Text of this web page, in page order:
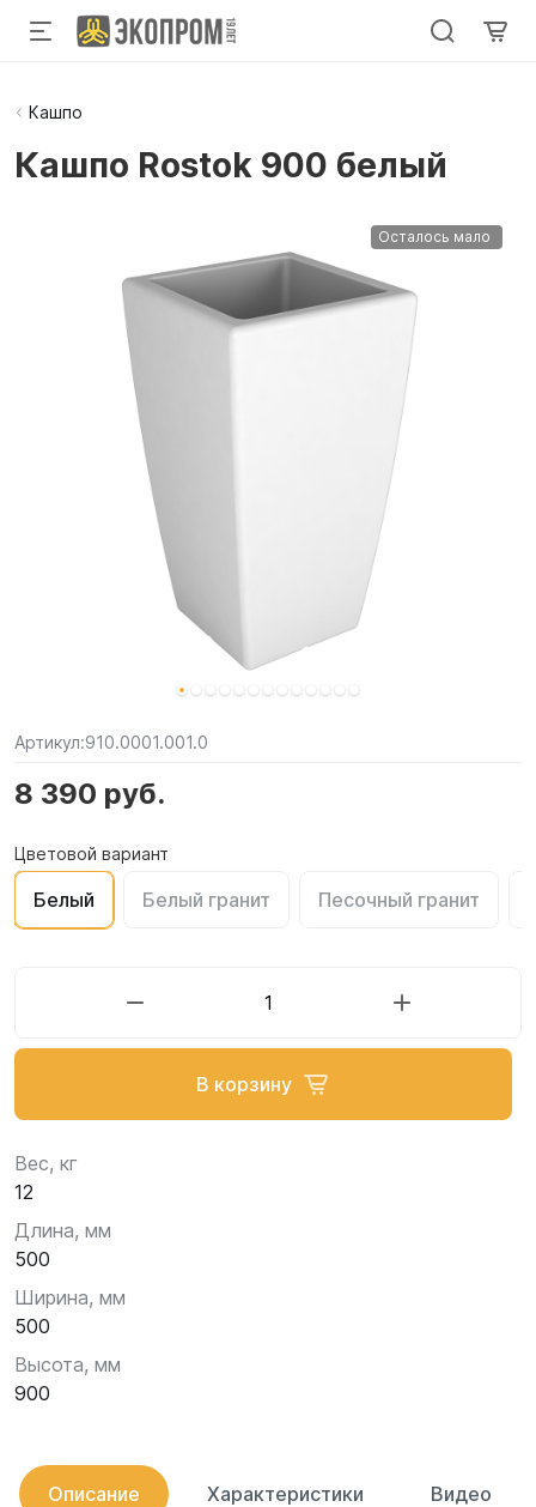
Кашпо
Кашпо Rostok 900 белый
Осталось мало
Артикул:910.0001.001.0
8 390 руб.
Цветовой вариант
Белый Белый гранит Песочный гранит
В корзину
Вес, кг
12
Длина, мм
500
Ширина, мм
500
Высота, мм
900
Описание Характеристики Видео